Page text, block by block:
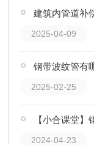
建筑内管道补
2025-04-09
钢带波纹管有
2025-02-25
【小合课堂
2024-04-23